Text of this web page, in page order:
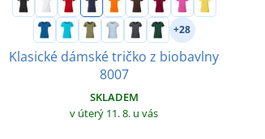
+28
Klasické dámské tričko z biobavlny
8007
SKLADEM
v úterý 11. 8. u vás